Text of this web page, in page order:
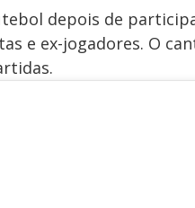
depois de
e ex-jogadores. O